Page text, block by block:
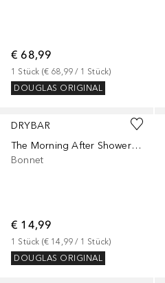
€ 68,99
1 Stück (€ 68,99 / 1 Stück)
DOUGLAS ORIGINAL
DRYBAR
The Morning After Shower Cap
Bonnet
€ 14,99
1 Stück (€ 14,99 / 1 Stück)
DOUGLAS ORIGINAL